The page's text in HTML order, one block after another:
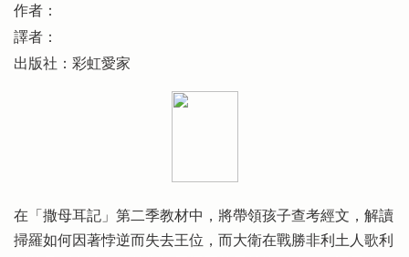
作者：
譯者：
出版社：彩虹愛家
在「撒母耳記」第二季教材中，將帶領孩子查考經文，解讀
掃羅如何因著悖逆而失去王位，而大衛在戰勝非利土人歌利